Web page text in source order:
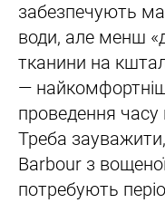
забезпечують
води, але менш
тканини на
—
проведення часу
Треба
Barbour з
потребують